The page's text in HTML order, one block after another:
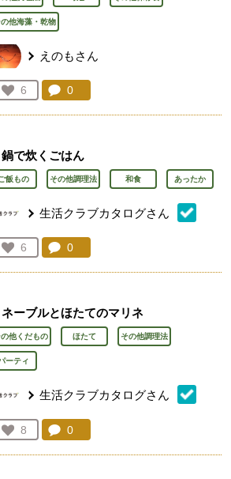
他海藻・乾物
えのもさん
お気に入り登録：
6
人が登録
コメント：
0
鍋で炊くごはん
飯もの その他調理法 和食 あったか
生活クラブカタログさん
お気に入り登録：
6
人が登録
コメント：
0
ネーブルとほたてのマリネ
他くだもの ほたて その他調理法
ーティ
生活クラブカタログさん
お気に入り登録：
8
人が登録
コメント：
0